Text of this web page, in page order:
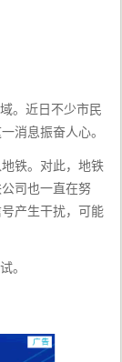
。近日不少市民
消息振奋人心。
铁。对此，地铁
司也一直在努
产生干扰，可能
。